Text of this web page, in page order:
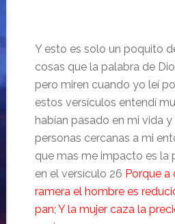
Y esto es solo un poquito
cosas que la palabra de
pero miren cuando yo leí
estos versículos entendí
habían pasado en mi vida
personas cercanas a mi
que mas me impacto es la
en el versículo 26 Porque a
ramera el hombre es
pan; Y la mujer caza la